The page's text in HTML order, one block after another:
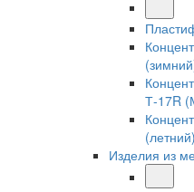
Т-17R
(летний)
Изделия из